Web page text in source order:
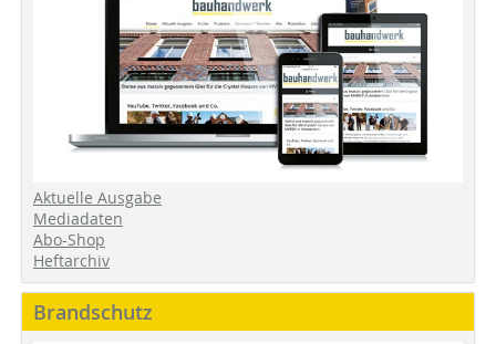
Aktuelle Ausgabe
Mediadaten
Abo-Shop
Heftarchiv
Brandschutz